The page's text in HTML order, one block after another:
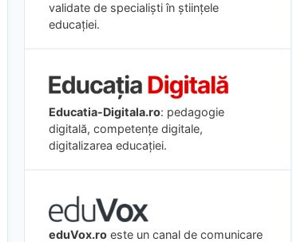
validate de specialiști în științele
educației.
Educatia-Digitala.ro: pedagogie
digitală, competențe digitale,
digitalizarea educației.
eduVox.ro este un canal de comunicare